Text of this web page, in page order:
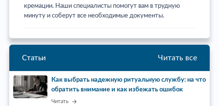
кремации. Наши специалисты помогут вам в трудную
минуту и соберут все необходимые документы.
Статьи Читать все
Как выбрать надежную ритуальную службу: на что
обратить внимание и как избежать ошибок
Читать